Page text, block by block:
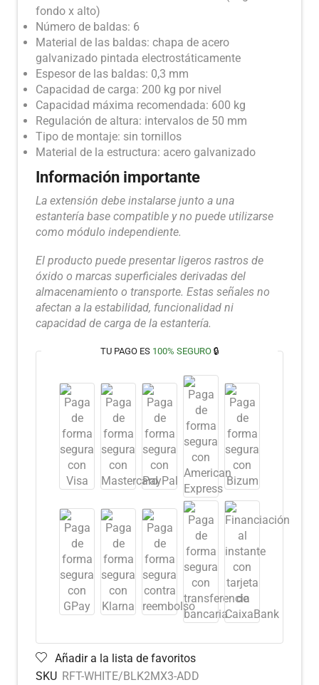
fondo x alto)
Número de baldas: 6
Material de las baldas: chapa de acero
galvanizado pintada electrostáticamente
Espesor de las baldas: 0,3 mm
Capacidad de carga: 200 kg por nivel
Capacidad máxima recomendada: 600 kg
Regulación de altura: intervalos de 50 mm
Tipo de montaje: sin tornillos
Material de la estructura: acero galvanizado
Información importante
La extensión debe instalarse junto a una
estantería base compatible y no puede utilizarse
como módulo independiente.
El producto puede presentar ligeros rastros de
óxido o marcas superficiales derivadas del
almacenamiento o transporte. Estas señales no
afectan a la estabilidad, funcionalidad ni
capacidad de carga de la estantería.
TU PAGO ES 100% SEGURO🔒
Añadir a la lista de favoritos
SKU RFT-WHITE/BLK2MX3-ADD